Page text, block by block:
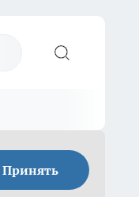
Принять